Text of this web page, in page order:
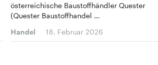
österreichische Baustoffhändler Quester
(Quester Baustoffhandel …
Handel
18. Februar 2026